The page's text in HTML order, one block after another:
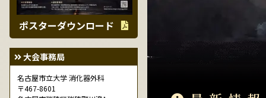
ポスターダウンロード
大会事務局
名古屋市立大学 消化器外科
〒467-8601